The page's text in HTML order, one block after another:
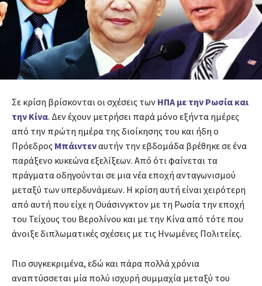
Σε κρίση βρίσκονται οι σχέσεις των ΗΠΑ με την Ρωσία και
την Κίνα. Δεν έχουν μετρήσει παρά μόνο εξήντα ημέρες
από την πρώτη ημέρα της διοίκησης του και ήδη ο
Πρόεδρος Μπάιντεναυτήν την εβδομάδα βρέθηκε σε ένα
παράξενο κυκεώνα εξελίξεων. Από ότι φαίνεται τα
πράγματα οδηγούνται σε μια νέα εποχή ανταγωνισμού
μεταξύ των υπερδυνάμεων. Η κρίση αυτή είναι χειρότερη
από αυτή που είχε η Ουάσινγκτον με τη Ρωσία την εποχή
του Τείχους του Βερολίνου και με την Κίνα από τότε που
άνοιξε διπλωματικές σχέσεις με τις Ηνωμένες Πολιτείες.
Πιο συγκεκριμένα, εδώ και πάρα πολλά χρόνια
αναπτύσσεται μία πολύ ισχυρή συμμαχία μεταξύ του